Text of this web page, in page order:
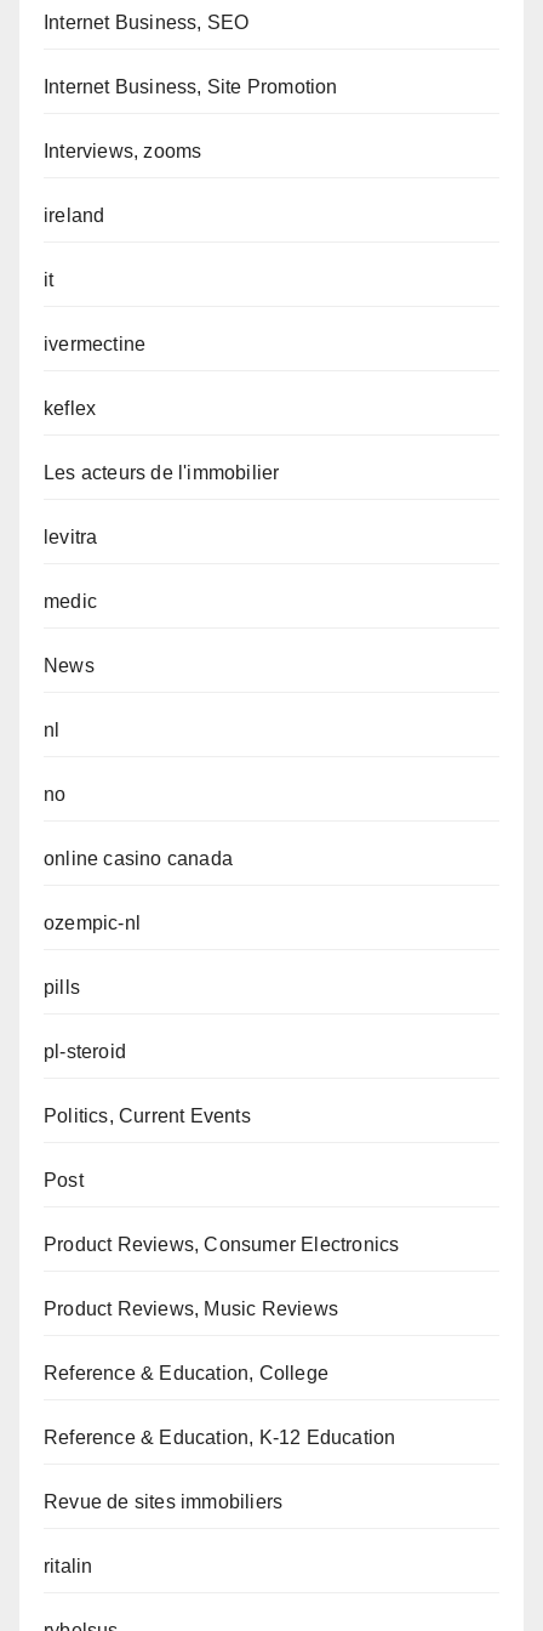
Internet Business, SEO
Internet Business, Site Promotion
Interviews, zooms
ireland
it
ivermectine
keflex
Les acteurs de l'immobilier
levitra
medic
News
nl
no
online casino canada
ozempic-nl
pills
pl-steroid
Politics, Current Events
Post
Product Reviews, Consumer Electronics
Product Reviews, Music Reviews
Reference & Education, College
Reference & Education, K-12 Education
Revue de sites immobiliers
ritalin